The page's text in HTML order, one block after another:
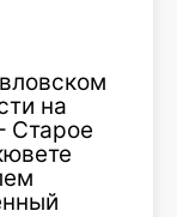
на
Старое